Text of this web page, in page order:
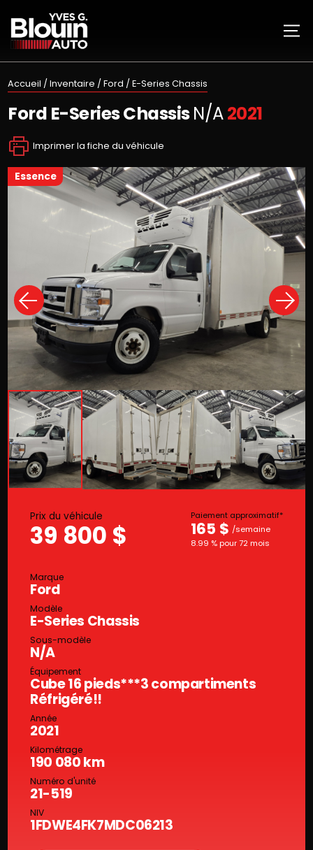
Accueil / Inventaire / Ford / E-Series Chassis
Ford E-Series ChassisN/A2021
Imprimer la fiche du véhicule
essence
Prix du véhicule
39 800 $
Paiement approximatif*
165 $ /semaine
8.99 % pour 72 mois
Marque
Ford
Modèle
E-Series Chassis
Sous-modèle
N/A
Équipement
Cube 16 pieds***3 compartiments
Réfrigéré!!
Année
2021
Kilométrage
190 080 km
Numéro d'unité
21-519
NIV
1FDWE4FK7MDC06213